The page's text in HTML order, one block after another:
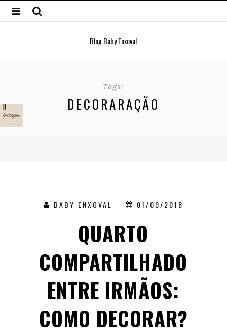
Blog Baby Enxoval
Tags:
DECORARAÇÃO
BABY ENXOVAL 01/09/2018
QUARTO
COMPARTILHADO
ENTRE IRMÃOS:
COMO DECORAR?